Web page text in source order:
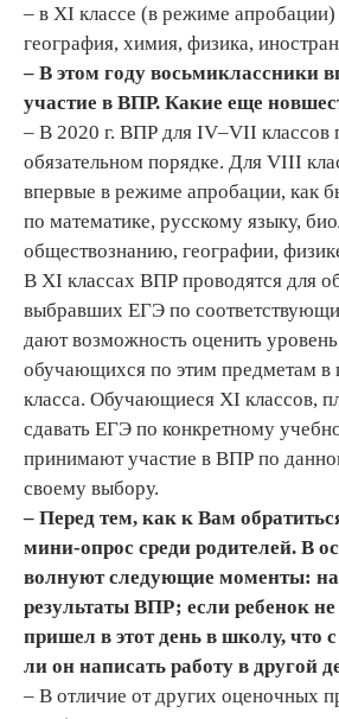
– в XI классе (в режиме апробации)
география, химия, физика,
– В этом году восьмиклассники
участие в ВПР. Какие еще
– В 2020 г. ВПР для IV–VII классов
обязательном порядке. Для VIII
впервые в режиме апробации, как
по математике, русскому языку,
обществознанию, географии,
В XI классах ВПР проводятся для
выбравших ЕГЭ по
дают возможность оценить
обучающихся по этим предметам в
класса. Обучающиеся XI классов,
сдавать ЕГЭ по конкретному
принимают участие в ВПР по
своему выбору.
– Перед тем, как к Вам
мини-опрос среди родителей. В
волнуют следующие моменты:
результаты ВПР; если ребенок
пришел в этот день в школу, что
ли он написать работу в другой
– В отличие от других оценочных